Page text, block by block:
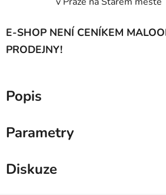
E-SHOP NENÍ CENÍKEM
PRODEJNY!
Popis
Parametry
Diskuze